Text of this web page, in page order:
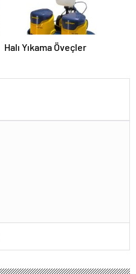
Halı Yıkama Öveçler